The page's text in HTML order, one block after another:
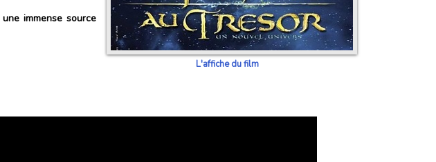
L'affiche du film
une immense source